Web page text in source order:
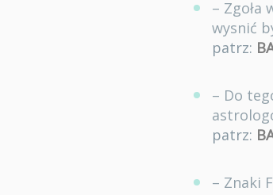
– Zgoła
wysnić
patrz:
– Do
patrz:
– Znaki